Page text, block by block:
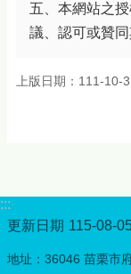
五、本網站之
議、認可或贊同
上版日期：111-10-
:::
更新日期 115-08-
地址：36046 苗栗市